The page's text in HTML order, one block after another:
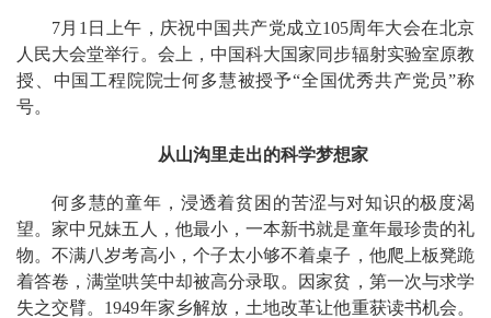
7月1日上午，庆祝中国共产党成立105周年大会在北京
人民大会堂举行。会上，中国科大国家同步辐射实验室原教
授、中国工程院院士何多慧被授予“全国优秀共产党员”称
号。
从山沟里走出的科学梦想家
何多慧的童年，浸透着贫困的苦涩与对知识的极度渴
望。家中兄妹五人，他最小，一本新书就是童年最珍贵的礼
物。不满八岁考高小，个子太小够不着桌子，他爬上板凳跪
着答卷，满堂哄笑中却被高分录取。因家贫，第一次与求学
失之交臂。1949年家乡解放，土地改革让他重获读书机会。